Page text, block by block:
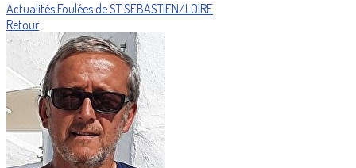
ActualitésFoulées de ST SEBASTIEN/LOIRE
Retour